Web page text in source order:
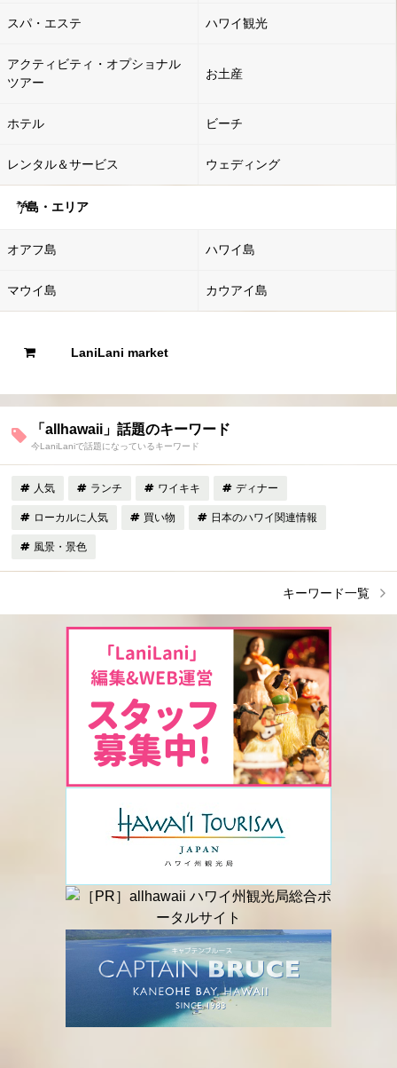
スパ・エステ ハワイ観光
アクティビティ・オプショナル
ツアー
お土産
ホテル ビーチ
レンタル＆サービス ウェディング
島・エリア
オアフ島 ハワイ島
マウイ島 カウアイ島
LaniLani market
「allhawaii」話題のキーワード
今LaniLaniで話題になっているキーワード
人気 ランチ ワイキキ ディナー
ローカルに人気 買い物 日本のハワイ関連情報
風景・景色
キーワード一覧